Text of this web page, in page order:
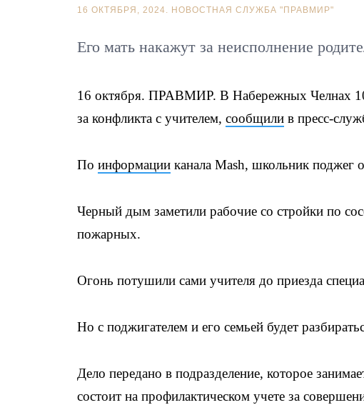
16 ОКТЯБРЯ, 2024. НОВОСТНАЯ СЛУЖБА "ПРАВМИР"
Его мать накажут за неисполнение
16 октября. ПРАВМИР. В Набережных Челнах
за конфликта с учителем, сообщили в пресс-
По информации канала Mash, школьник поджег
Черный дым заметили рабочие со стройки по
пожарных.
Огонь потушили сами учителя до приезда
Но с поджигателем и его семьей будет
Дело передано в подразделение, которое
состоит на профилактическом учете за